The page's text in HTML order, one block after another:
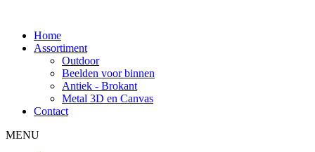
Home
Assortiment
Outdoor
Beelden voor binnen
Antiek - Brokant
Metal 3D en Canvas
Contact
MENU